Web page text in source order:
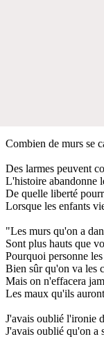
Combien de murs se
Des larmes peuvent
L'histoire abandonne
De quelle liberté
Lorsque les enfants
"Les murs qu'on a
Sont plus hauts que
Pourquoi personne
Bien sûr qu'on va les
Mais on n'effacera
Les maux qu'ils
J'avais oublié l'ironie
J'avais oublié qu'on a